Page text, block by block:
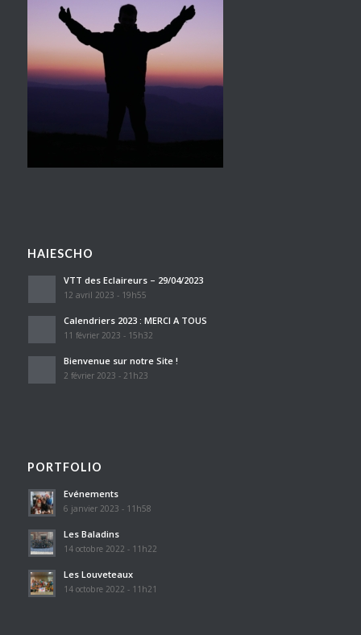
HAIESCHO
VTT des Eclaireurs – 29/04/2023
12 avril 2023 - 19h55
Calendriers 2023 : MERCI A TOUS
11 février 2023 - 15h32
Bienvenue sur notre Site !
2 février 2023 - 21h23
PORTFOLIO
Evénements
6 janvier 2023 - 11h58
Les Baladins
14 octobre 2022 - 11h22
Les Louveteaux
14 octobre 2022 - 11h21